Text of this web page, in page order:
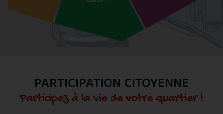
PARTICIPATION CITOYENNE
Participez à la vie de votre quartier !